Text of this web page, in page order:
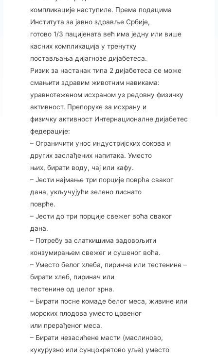
компликације наступиле. Према подацима
Института за јавно здравље Србије,
готово 1/3 пацијената већ има једну или више
касних компликација у тренутку
постављања дијагнозе дијабетеса.
Ризик за настанак типа 2 дијабетеса се може
смањити здравим животним навикама:
уравнотеженом исхраном уз редовну физичку
активност. Препоруке за исхрану и
физичку активност Интернационалне дијабетес
федерације:
– Ограничити унос индустријских сокова и
других заслађених напитака. Уместо
њих, бирати воду, чај или кафу.
– Јести најмање три порције поврћа сваког
дана, укључујући зелено лиснато
поврће.
– Јести до три порције свежег воћа сваког
дана.
– Потребу за слаткишима задовољити
конзумирањем свежег и сушеног воћа.
– Уместо белог хлеба, пиринча или тестенине –
бирати хлеб, пиринач или
тестенине од целог зрна.
– Бирати посне комаде белог меса, живине или
морских плодова уместо црвеног
или прерађеног меса.
– Бирати незасићене масти (маслиново,
кукурузно или сунцокретово уље) уместо